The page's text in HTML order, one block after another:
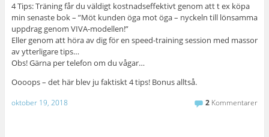
4 Tips: Träning får du väldigt kostnadseffektivt genom att t ex köpa
min senaste bok – ”Möt kunden öga mot öga – nyckeln till lönsamma
uppdrag genom VIVA-modellen!”
Eller genom att höra av dig för en speed-training session med massor
av ytterligare tips…
Obs! Gärna per telefon om du vågar…
Oooops – det här blev ju faktiskt 4 tips! Bonus alltså.
oktober 19, 2018 2 Kommentarer